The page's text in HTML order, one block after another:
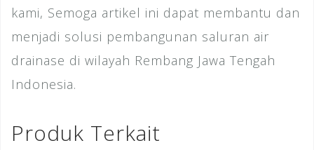
kami, Semoga artikel ini dapat membantu dan
menjadi solusi pembangunan saluran air
drainase di wilayah Rembang Jawa Tengah
Indonesia.
Produk Terkait